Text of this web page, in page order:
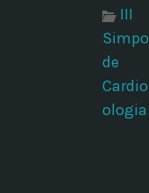
III
de
ologia